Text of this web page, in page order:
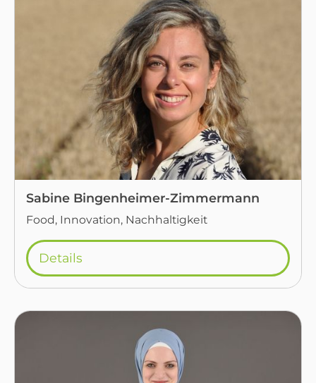
Sabine Bingenheimer-Zimmermann
Food, Innovation, Nachhaltigkeit
Details